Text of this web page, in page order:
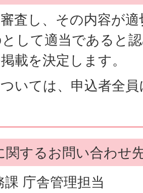
査し、その内容が
して適当であると
載を決定します。
いては、申込者全
関するお問い合わせ
庁舎管理担当